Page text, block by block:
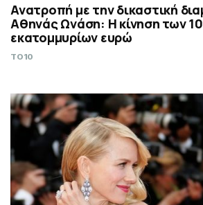
Ανατροπή με την δικαστική
Αθηνάς Ωνάση: Η κίνηση των 10
εκατομμυρίων ευρώ
TO10